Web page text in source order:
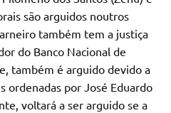
são arguidos noutros
também tem a justiça
do Banco Nacional de
também é arguido devido a
ordenadas por José Eduardo
voltará a ser arguido se a